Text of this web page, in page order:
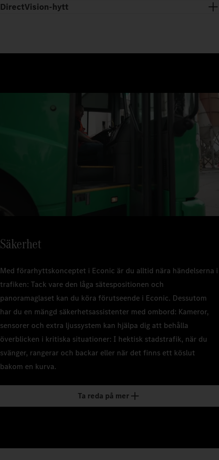
den låga höjden behöver du och dina passagerare endast gå
DirectVision-hytt
Säkerhet
Med förarhyttskonceptet i Econic är du alltid nära händelserna i
trafiken: Tack vare den låga sätespositionen och
panoramaglaset kan du köra förutseende i Econic. Dessutom
har du en mängd säkerhetsassistenter med ombord: Kameror,
sensorer och extra ljussystem kan hjälpa dig att behålla
överblicken i kritiska situationer: I hektisk stadstrafik, när du
svänger, rangerar och backar eller när det finns ett köslut
bakom en kurva.
Ta reda på mer